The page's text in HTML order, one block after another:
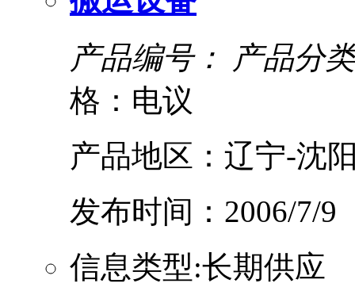
产品编号：
产品分
格：电议
产品地区：辽宁-沈
发布时间：2006/7/9
信息类型:长期供应